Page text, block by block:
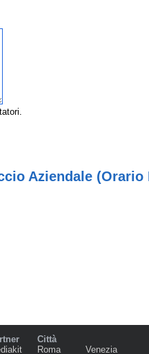
Aziendale (Orario
Città
Roma
Venezia